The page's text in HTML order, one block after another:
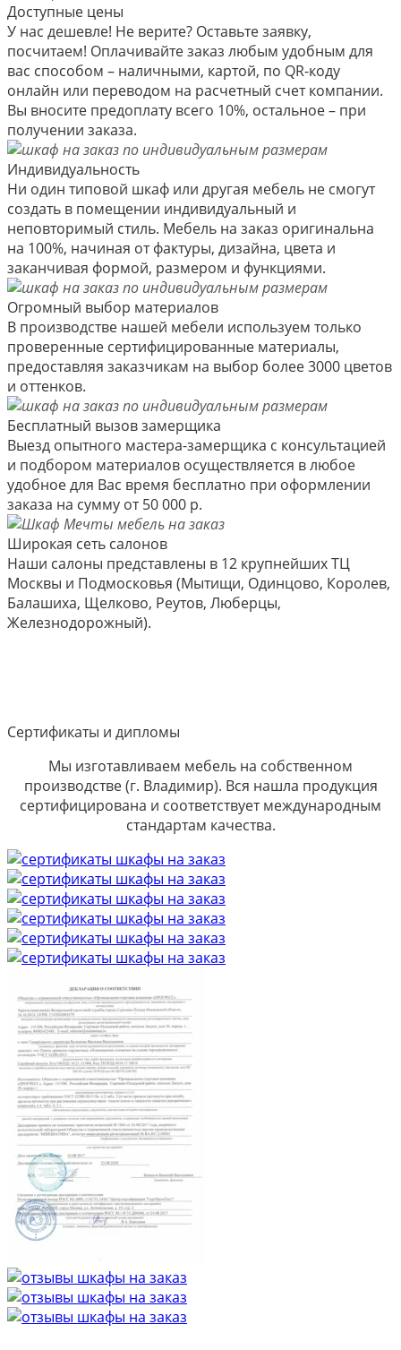
Доступные цены
У нас дешевле! Не верите? Оставьте заявку,
посчитаем! Оплачивайте заказ любым удобным для
вас способом – наличными, картой, по QR-коду
онлайн или переводом на расчетный счет компании.
Вы вносите предоплату всего 10%, остальное – при
получении заказа.
Индивидуальность
Ни один типовой шкаф или другая мебель не смогут
создать в помещении индивидуальный и
неповторимый стиль. Мебель на заказ оригинальна
на 100%, начиная от фактуры, дизайна, цвета и
заканчивая формой, размером и функциями.
Огромный выбор материалов
В производстве нашей мебели используем только
проверенные сертифицированные материалы,
предоставляя заказчикам на выбор более 3000 цветов
и оттенков.
Бесплатный вызов замерщика
Выезд опытного мастера-замерщика с консультацией
и подбором материалов осуществляется в любое
удобное для Вас время бесплатно при оформлении
заказа на сумму от 50 000 р.
Широкая сеть салонов
Наши салоны представлены в 12 крупнейших ТЦ
Москвы и Подмосковья (Мытищи, Одинцово, Королев,
Балашиха, Щелково, Реутов, Люберцы,
Железнодорожный).
Сертификаты и дипломы
Мы изготавливаем мебель на собственном
производстве (г. Владимир). Вся нашла продукция
сертифицирована и соответствует международным
стандартам качества.